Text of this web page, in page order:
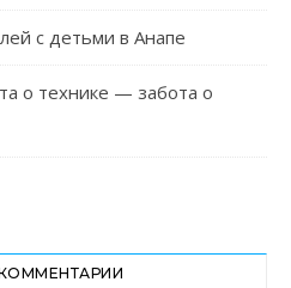
с детьми в Анапе
о технике — забота о